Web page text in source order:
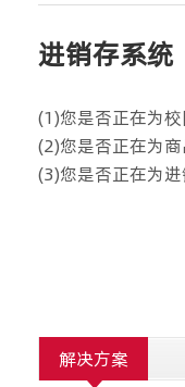
进销存系统
(1)您是否正在为
(2)您是否正在为
(3)您是否正在为
解决方案